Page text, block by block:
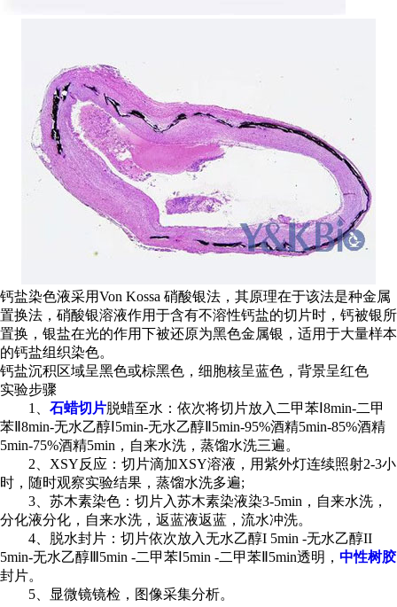
钙盐染色液采用Von Kossa 硝酸银法，其原理在于该法是种金属
置换法，硝酸银溶液作用于含有不溶性钙盐的切片时，钙被银所
置换，银盐在光的作用下被还原为黑色金属银，适用于大量样本
的钙盐组织染色。
钙盐沉积区域呈黑色或棕黑色，细胞核呈蓝色，背景呈红色
实验步骤
1、 石蜡切片脱蜡至水：依次将切片放入二甲苯Ⅰ8min-二甲
苯Ⅱ8min-无水乙醇Ⅰ5min-无水乙醇Ⅱ5min-95%酒精5min-85%酒精
5min-75%酒精5min，自来水洗，蒸馏水洗三遍。
2、XSY反应：切片滴加XSY溶液，用紫外灯连续照射2-3小
时，随时观察实验结果，蒸馏水洗多遍;
3、苏木素染色：切片入苏木素染液染3-5min，自来水洗，
分化液分化，自来水洗，返蓝液返蓝，流水冲洗。
4、脱水封片：切片依次放入无水乙醇I 5min -无水乙醇II
5min-无水乙醇Ⅲ5min -二甲苯Ⅰ5min -二甲苯Ⅱ5min透明， 中性树胶
封片。
5、显微镜镜检，图像采集分析。